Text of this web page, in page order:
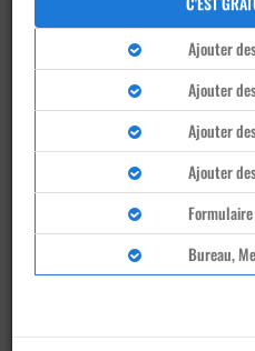
0670074692
Adresse
Moncey
Ajouter
Ajouter
Ajouter
Ajouter
Bureau,